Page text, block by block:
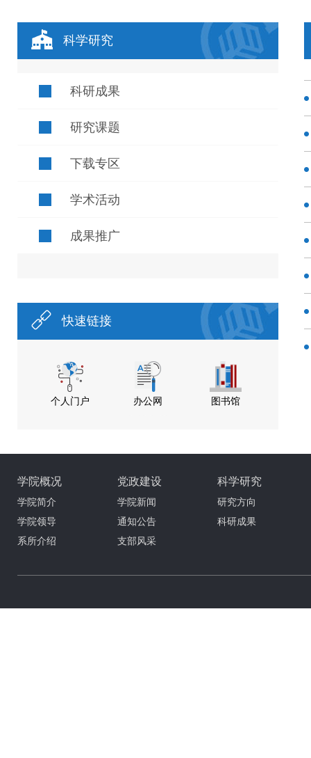
科学研究
科研成果
研究课题
下载专区
学术活动
成果推广
快速链接
个人门户 办公网 图书馆
学院概况
学院简介
学院领导
系所介绍
党政建设
学院新闻
通知公告
支部风采
科学研究
研究方向
科研成果